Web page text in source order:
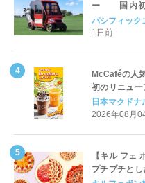
ー 国内初
Cart（エア
パシフィック
1日前
McCaféの人
初のリニュ
ッペ」「マ
開始
日本マクド
2026年08月
【キル フェ
プチプチと